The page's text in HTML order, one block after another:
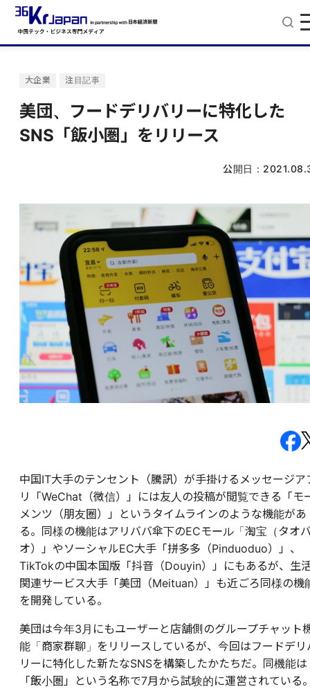
大企業 注目記事
美団、フードデリバリーに特化した
SNS「飯小圏」をリリース
公開日：
中国IT大手のテンセント（騰訊）が手掛けるメッセージア
リ「WeChat（微信）」には友人の投稿が閲覧できる「モ
メンツ（朋友圈）」というタイムラインのような機能があ
る。同様の機能はアリババ傘下のECモール「淘宝（タオ
オ）」やソーシャルEC大手「拼多多（Pinduoduo）」、
TikTokの中国本国版「抖音（Douyin）」にもあるが、生
関連サービス大手「美団（Meituan）」も近ごろ同様の機
を開発している。
美団は今年3月にもユーザーと店舗側のグループチャット
能「商家群聊」をリリースしているが、今回はフードデリ
リーに特化した新たなSNSを構築したかたちだ。同機能は
「飯小圏」という名称で7月から試験的に運営されている